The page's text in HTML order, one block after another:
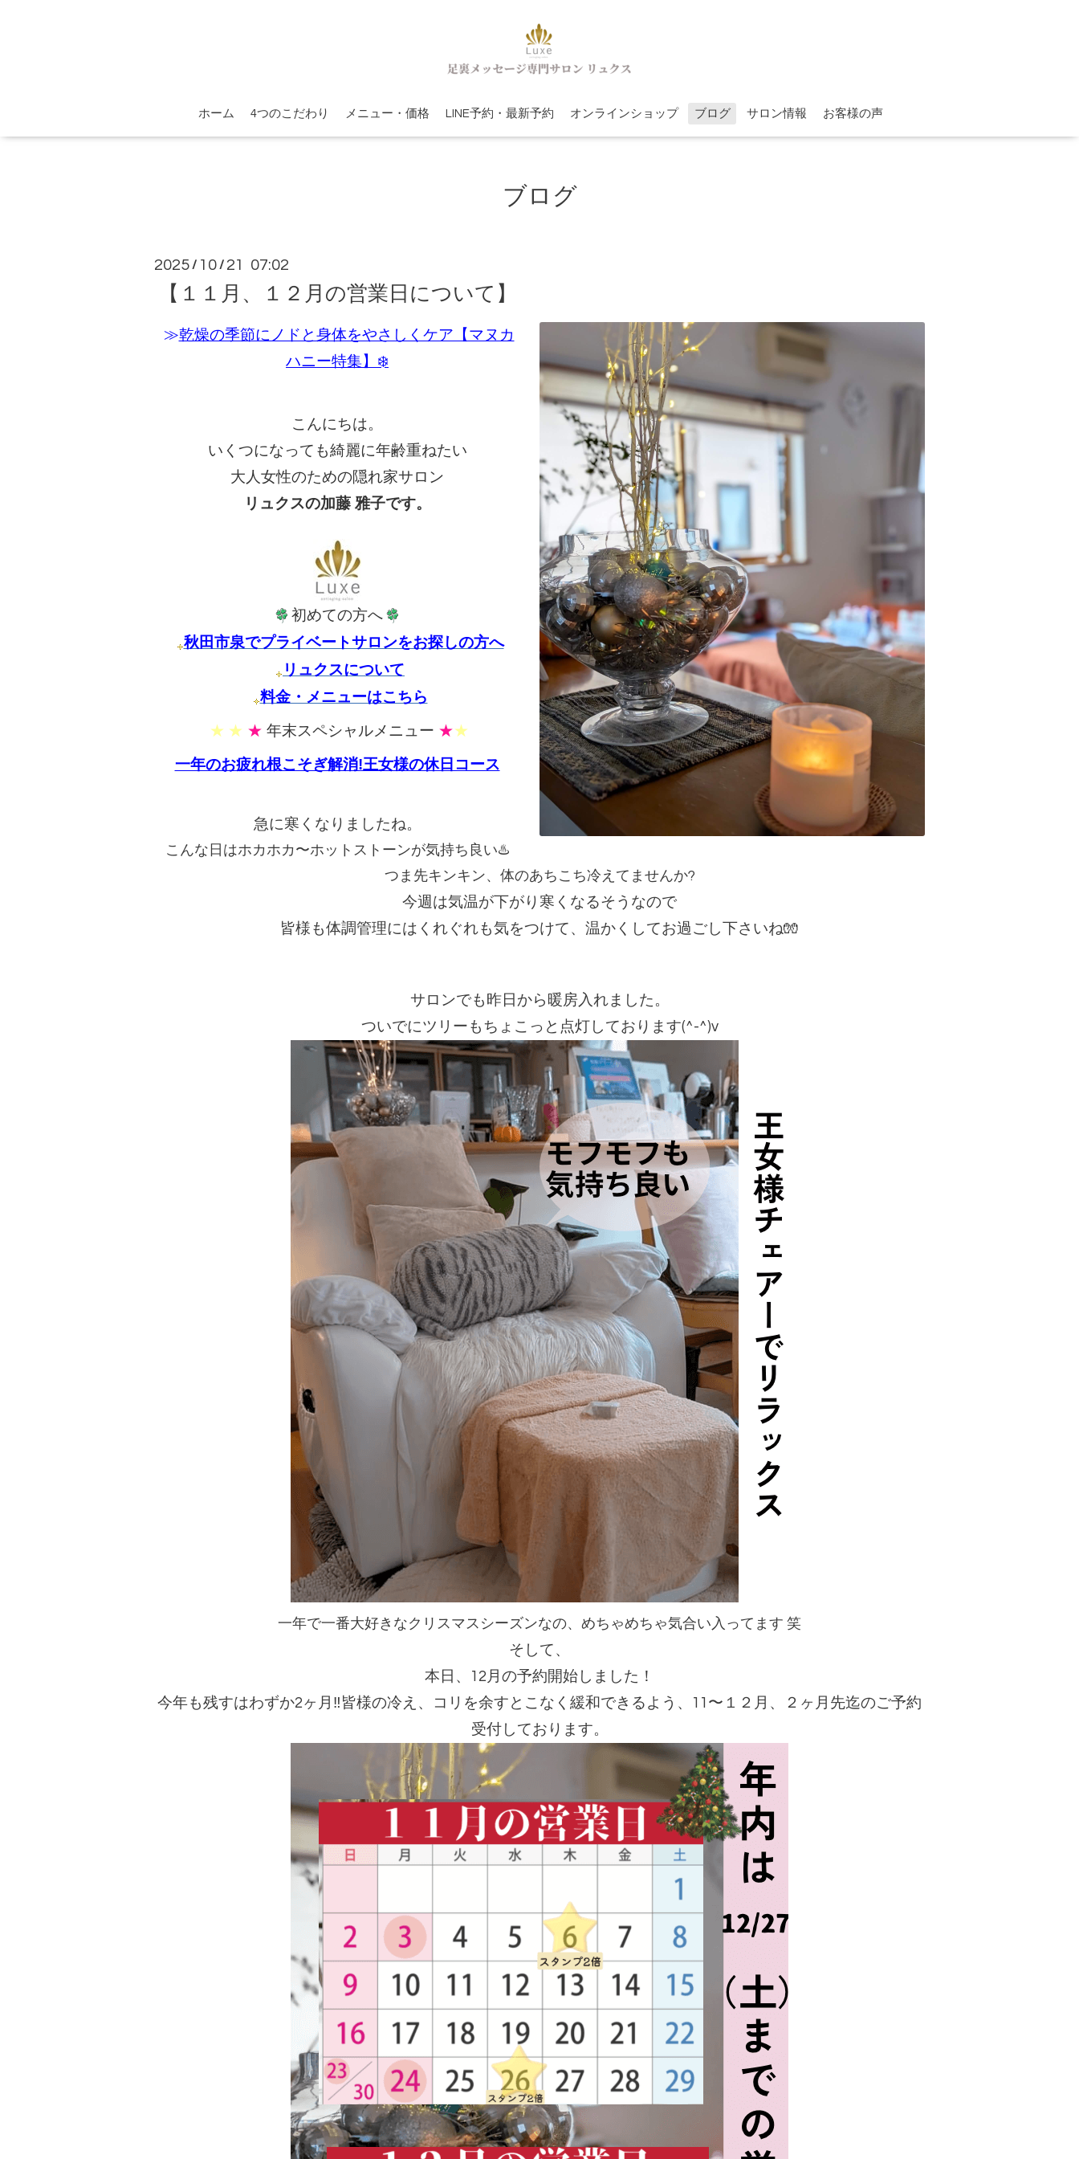
ホーム 4つのこだわり メニュー・価格 LINE予約・最新予約 オンラインショップ ブログ サロン情報 お客様の声
ブログ
2025 / 10 / 21 07:02
【１１月、１２月の営業日について】
≫乾燥の季節にノドと身体をやさしくケア【マヌカ
ハニー特集】❄️
こんにちは。
いくつになっても綺麗に年齢重ねたい
大人女性のための隠れ家サロン
リュクスの加藤 雅子です。
初めての方へ
秋田市泉でプライベートサロンをお探しの方へ
リュクスについて
料金・メニューはこちら
★ ★ ★ 年末スペシャルメニュー ★★
一年のお疲れ根こそぎ解消!王女様の休日コース
急に寒くなりましたね。
こんな日はホカホカ〜ホットストーンが気持ち良い♨️
つま先キンキン、体のあちこち冷えてませんか?
今週は気温が下がり寒くなるそうなので
皆様も体調管理にはくれぐれも気をつけて、 温かくしてお過ごし 下さいね🧤
サロンでも昨日から暖房入れました。
ついでにツリーもちょこっと点灯しております(^-^)v
一年で一番大好きなクリスマスシーズンなの、 めちゃめちゃ気合い入ってます 笑
そして、
本日、12月の予約開始しました！
今年も残すはわずか2ヶ月‼︎ 皆様の冷え、コリを余すとこなく緩和できるよう、
11〜１２月、２ヶ月先迄のご予約
受付しております。